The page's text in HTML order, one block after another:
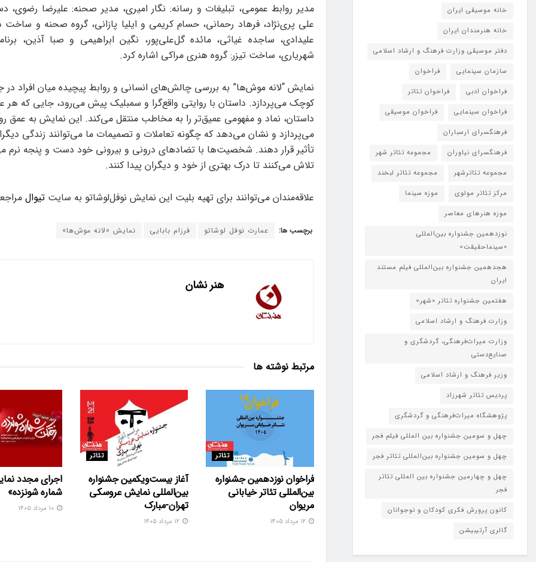
مدیر روابط عمومی، تبلیغات و رسانه: نگار امیری، مدیر صحنه: علیرضا رضوی،
علی پری‌نژاد، فرهاد رحمانی، حسام کریمی و ایلیا پازانی، گروه صحنه و ساخت
علیدادی، ساجده غیاثی، مائده گل‌علی‌پور، نگین ابراهیمی و صبا آذین،
شهریاری، ساخت تیزر: گروه هنری مراکی اشاره کرد.
نمایش “لانه موش‌ها” به بررسی چالش‌های انسانی و روابط پیچیده میان افراد در
کوچک می‌پردازد. داستان با روایتی واقع‌گرا و سمبلیک پیش می‌رود، جایی که هر
داستان، نماد و مفهومی عمیق‌تر را به مخاطب منتقل می‌کند. این نمایش به عمق
می‌پردازد و نشان می‌دهد که چگونه تعاملات و تصمیمات ما می‌توانند زندگی
تأثیر قرار دهند. شخصیت‌ها با تضادهای درونی و بیرونی خود دست و پنجه نرم
تلاش می‌کنند تا درک بهتری از خود و دیگران پیدا کنند.
علاقه‌مندان می‌توانند برای تهیه بلیت این نمایش نوفل‌لوشاتو به سایت تیوال
برچسب ها: عمارت نوفل لوشاتو فرزام بابایی نمایش «لانه‌ موش‌ها»
هنر نشان
مرتبط نوشته ها
تئاتر
فراخوان نوزدهمین جشنواره
بین‌المللی تئاتر خیابانی
مریوان
تئاتر
آغاز بیست‌ویکمین جشنواره
بین‌المللی نمایش عروسکی
تهران-مبارک
اجرای مجدد
شماره شونزده»
۱۰ مرداد ۱۴۰۵
خانه موسیقی ایران
خانه هنرمندان ایران
دفتر موسیقی وزارت فرهنگ و ارشاد اسلامی
سازمان سینمایی
فراخوان
فراخوان ادبی
فراخوان تئاتر
فراخوان سینمایی
فراخوان موسیقی
فرهنگسرای ارسباران
فرهنگسرای نیاوران
مجموعه تئاتر شهر
مجموعه تئاترشهر
مجموعه تئاتر لبخند
مرکز تئاتر مولوی
موزه سینما
موزه هنرهای معاصر
نوزدهمین جشنواره بین‌المللی
«سینماحقیقت»
هجدهمین جشنواره بین‌المللی فیلم مستند
ایران
هفتمین جشنواره تئاتر «شهر»
وزارت فرهنگ و ارشاد اسلامی
وزارت میراث‌فرهنگی، گردشگری و
صنایع‌دستی
وزیر فرهنگ و ارشاد اسلامی
پردیس تئاتر شهرزاد
پژوهشگاه میراث‌فرهنگی و گردشگری
چهل و سومین جشنواره بین المللی فیلم فجر
چهل و سومین جشنواره بین‌المللی تئاتر فجر
چهل و چهارمین جشنواره بین المللی تئاتر
فجر
کانون پرورش فکری کودکان و نوجوانان
گالری آرتیبیشن